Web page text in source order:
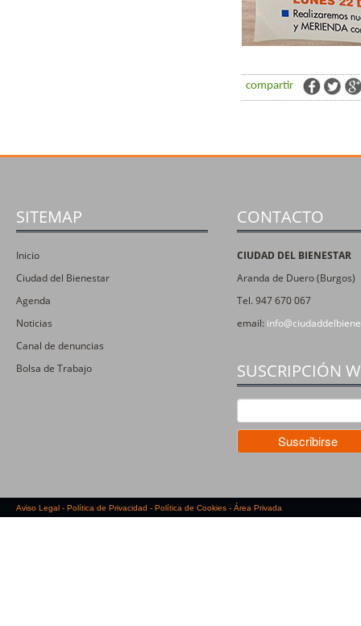
compartir
SITEMAP
Inicio
Ciudad del Bienestar
Agenda
Noticias
Canal de denuncias
Bolsa de Trabajo
CONTACTO
CIUDAD DEL BIENESTAR
Aranda de Duero (Burgos)
Tel. 947 670 067
email:
SUSCRIPCIÓN
Aviso Legal - Política de Privacidad - Política de Cookies - Área Privada